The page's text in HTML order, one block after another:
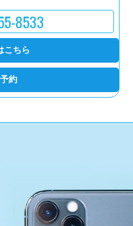
8533
こちら
約